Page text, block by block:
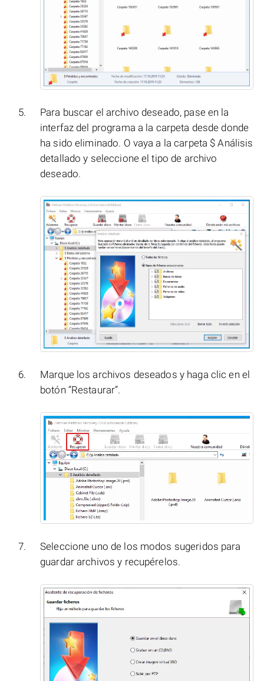
Para buscar el archivo deseado, pase en la
interfaz del programa a la carpeta desde donde
ha sido eliminado. O vaya a la carpeta $ Análisis
detallado y seleccione el tipo de archivo
deseado.
Marque los archivos deseados y haga clic en el
botón “Restaurar”.
Seleccione uno de los modos sugeridos para
guardar archivos y recupérelos.